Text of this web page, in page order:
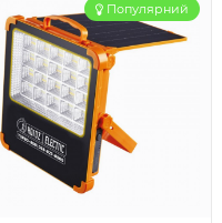
Популярний